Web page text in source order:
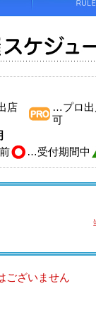
店
…プロ出
可
…受付期間中
ございません